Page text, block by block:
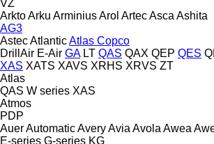
VZ
ArktoArku ArminiusArol ArtecAsca Ashita
AG3
AstecAtlanticAtlas Copco
DrillAir E-Air GA LT QAS QAX QEP QES
XAS XATS XAVS XRHS XRVS ZT
Atlas
QAS W series XAS
Atmos
PDP
AuerAutomaticAveryAvia Avola Awea
E-series G-series KG